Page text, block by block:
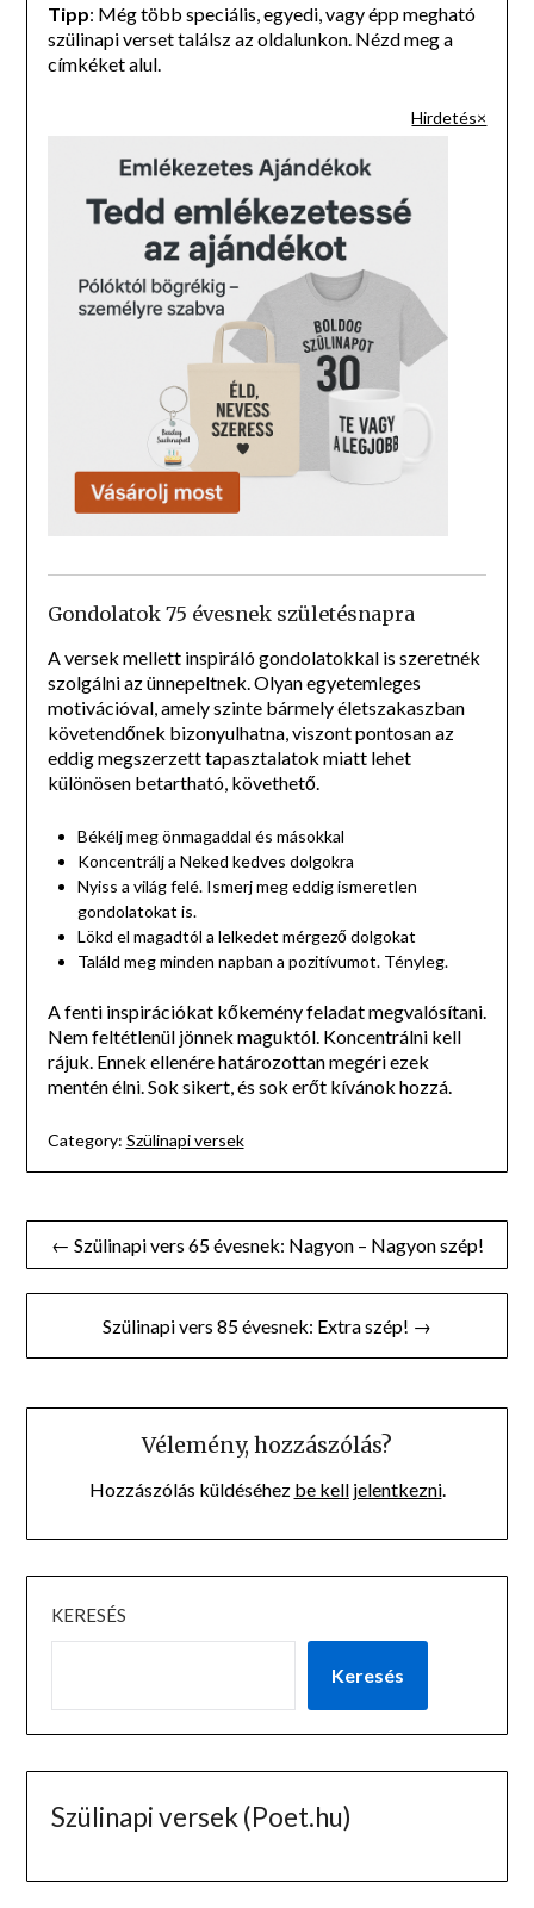
Tipp: Még több speciális, egyedi, vagy épp megható
szülinapi verset találsz az oldalunkon. Nézd meg a
címkéket alul.
Gondolatok 75 évesnek születésnapra
A versek mellett inspiráló gondolatokkal is szeretnék
szolgálni az ünnepeltnek. Olyan egyetemleges
motivációval, amely szinte bármely életszakaszban
követendőnek bizonyulhatna, viszont pontosan az
eddig megszerzett tapasztalatok miatt lehet
különösen betartható, követhető.
Békélj meg önmagaddal és másokkal
Koncentrálj a Neked kedves dolgokra
Nyiss a világ felé. Ismerj meg eddig ismeretlen
gondolatokat is.
Lökd el magadtól a lelkedet mérgező dolgokat
Találd meg minden napban a pozitívumot. Tényleg.
A fenti inspirációkat kőkemény feladat megvalósítani.
Nem feltétlenül jönnek maguktól. Koncentrálni kell
rájuk. Ennek ellenére határozottan megéri ezek
mentén élni. Sok sikert, és sok erőt kívánok hozzá.
Category: Szülinapi versek
Bejegyzés
navigáció
← Szülinapi vers 65 évesnek: Nagyon – Nagyon szép!
Szülinapi vers 85 évesnek: Extra szép! →
Vélemény, hozzászólás?
Hozzászólás küldéséhez be kell jelentkezni.
KERESÉS
Keresés
Szülinapi versek (Poet.hu)